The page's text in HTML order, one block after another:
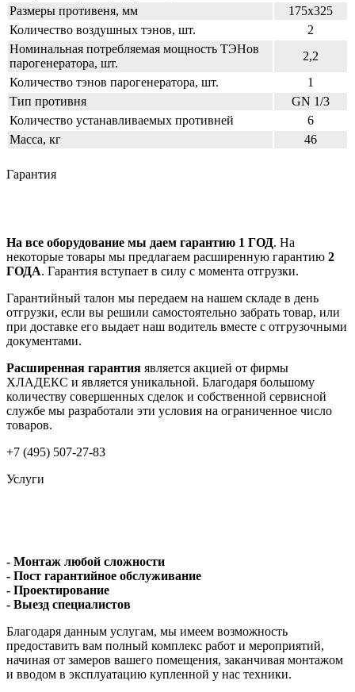
Размеры противеня, мм
175х325
Количество воздушных тэнов, шт.
2
Номинальная потребляемая мощность ТЭНов
парогенератора, шт.
2,2
Количество тэнов парогенератора, шт.
1
Тип противня
GN 1/3
Количество устанавливаемых противней
6
Масса, кг
46
Гарантия
На все оборудование мы даем гарантию 1 ГОД. На
некоторые товары мы предлагаем расширенную гарантию 2
ГОДА. Гарантия вступает в силу с момента отгрузки.
Гарантийный талон мы передаем на нашем складе в день
отгрузки, если вы решили самостоятельно забрать товар, или
при доставке его выдает наш водитель вместе с отгрузочными
документами.
Расширенная гарантия является акцией от фирмы
ХЛАДЕКС и является уникальной. Благодаря большому
количеству совершенных сделок и собственной сервисной
службе мы разработали эти условия на ограниченное число
товаров.
+7 (495) 507-27-83
Услуги
- Монтаж любой сложности
- Пост гарантийное обслуживание
- Проектирование
- Выезд специалистов
Благодаря данным услугам, мы имеем возможность
предоставить вам полный комплекс работ и мероприятий,
начиная от замеров вашего помещения, заканчивая монтажом
и вводом в эксплуатацию купленной у нас техники.